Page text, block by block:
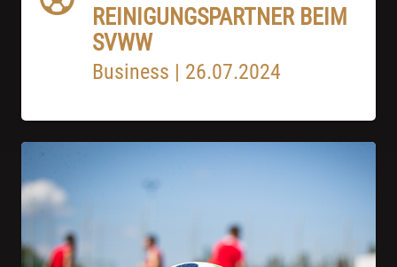
REINIGUNGSPARTNER BEIM
SVWW
Business | 26.07.2024